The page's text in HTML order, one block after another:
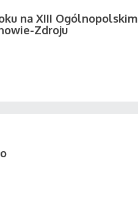
na XIII Ogólnopolskim
Zdroju